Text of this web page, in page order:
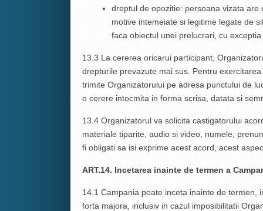
dreptul de opozitie: persoana vizata
motive intemeiate si legitime legate de
faca obiectul unei prelucrari, cu
13.3 La cererea oricarui participant,
drepturile prevazute mai sus. Pentru
trimite Organizatorului pe adresa punctului de
o cerere intocmita in forma scrisa, datata si
13.4 Organizatorul va solicita castigatorului
materiale tiparite, audio si video, numele,
fi obligati sa isi exprime acest acord, acest
ART.14. Incetarea inainte de termen a
14.1 Campania poate inceta inainte de termen,
forta majora, inclusiv in cazul imposibilitatii